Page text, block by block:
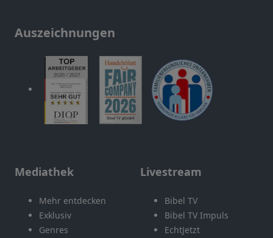
Auszeichnungen
Mediathek
Mehr entdecken
Exklusiv
Genres
Livestream
Bibel TV
Bibel TV Impuls
EchtJetzt